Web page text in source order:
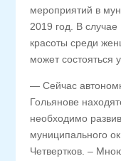
мероприятий в
2019 год. В
красоты среди
может состояться
— Сейчас
Гольянове
необходимо
муниципального
Четвертков. –